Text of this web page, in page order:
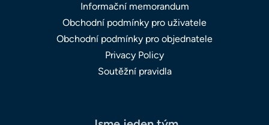
Informační memorandum
Obchodní podmínky pro uživatele
Obchodní podmínky pro objednatele
Privacy Policy
Soutěžní pravidla